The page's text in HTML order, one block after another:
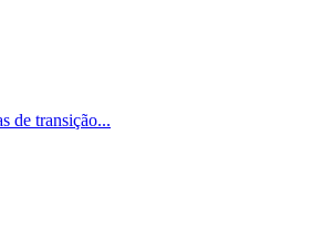
de transição...